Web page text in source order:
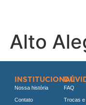
Alto
INSTITUCIONAL
Nossa história
Contato
FAQ
Trocas e